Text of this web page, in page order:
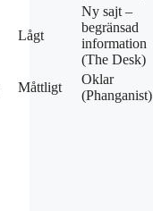
Lågt
Ny sajt –
begränsad
information
(The Desk)
Måttligt
Oklar
(Phanganist)